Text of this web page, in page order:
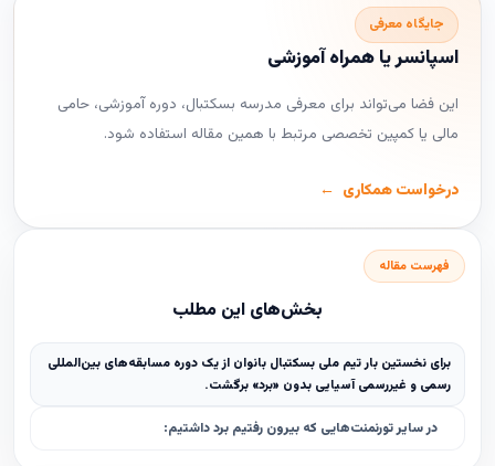
جایگاه معرفی
اسپانسر یا همراه آموزشی
این فضا می‌تواند برای معرفی مدرسه بسکتبال، دوره آموزشی، حامی
مالی یا کمپین تخصصی مرتبط با همین مقاله استفاده شود.
درخواست همکاری
فهرست مقاله
بخش‌های این مطلب
برای نخستین بار تیم ملی بسکتبال بانوان از یک دوره مسابقه‌های بین‌المللی
رسمی و غیررسمی آسيايى بدون «برد» برگشت.
در سایر تورنمنت‌هایی که بیرون رفتیم برد داشتیم: